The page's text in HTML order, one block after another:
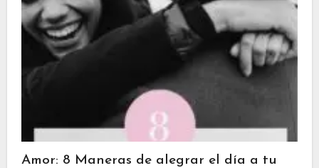
maratonear.
hijos.⁣⁣
Amor: 8 Maneras de alegrar el día a tu